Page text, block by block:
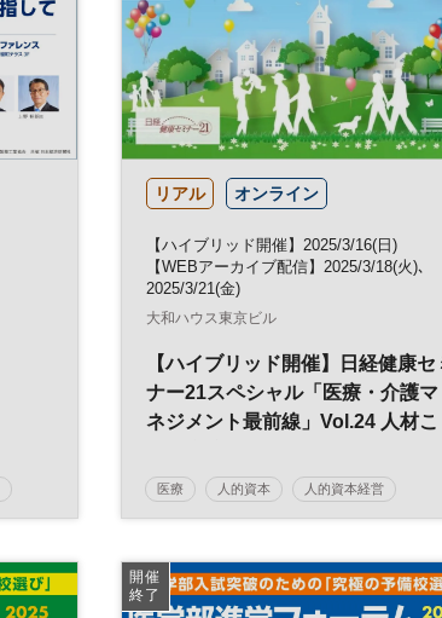
リアル オンライン
【ハイブリッド開催】2025/3/16(日)
【WEBアーカイブ配信】2025/3/18(火)､
2025/3/21(金)
大和ハウス東京ビル
【ハイブリッド開催】日経健康セ
ナー21スペシャル「医療・介護マ
ネジメント最前線」Vol.24 人材こ
と病院経営が生み出すシナジー～
医療 人的資本 人的資本経営
不動産 経営戦略 人材
日経健康セミナー 不動産活用 介護
開催
終了